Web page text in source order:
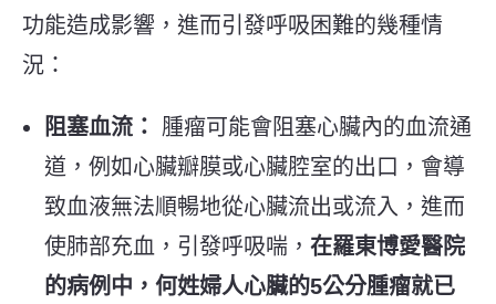
功能造成影響，進而引發呼吸困難的幾種情
況：
阻塞血流：
腫瘤可能會阻塞心臟內的血流通
道，例如心臟瓣膜或心臟腔室的出口，會導
致血液無法順暢地從心臟流出或流入，進而
使肺部充血，引發呼吸喘， 在羅東博愛醫院
的病例中，何姓婦人心臟的5公分腫瘤就已